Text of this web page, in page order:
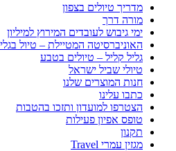
מדריך טיולים בצפון
מורה דרך
ימי גיבוש לעובדים המירוץ למיליון
האוניברסיטה המטיילת – טיול בגליל
גליל קליל – טיולים בטבע
טיולי שביל ישראל
חנות המוצרים שלנו
כתבו עלינו
הצטרפו למועדון ותזכו בהטבות
טופס אפיון פעילות
תקנון
מגזין עמרי Travel